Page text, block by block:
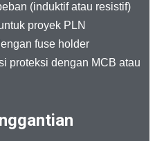
(induktif atau resistif)
proyek PLN
fuse holder
proteksi dengan MCB atau